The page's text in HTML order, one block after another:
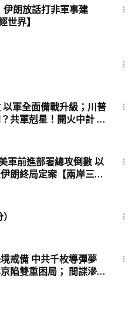
朗放話打非軍事建
世界】
軍全面備戰升級；川普
共軍剋星！開火中計 不
看點】
軍前進部署總攻倒數 以
朗終局定案【兩岸三
戒備 中共千枚導彈夢
陷雙重困局； 間諜滲透
【今日看點】